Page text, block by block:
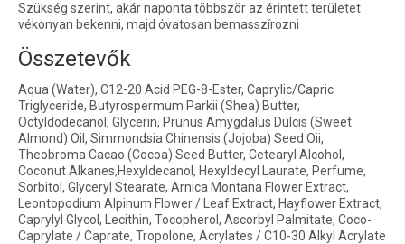
Szükség szerint, akár naponta többször az érintett területet
vékonyan bekenni, majd óvatosan bemasszírozni
Összetevők
Aqua (Water), C12-20 Acid PEG-8-Ester, Caprylic/Capric
Triglyceride, Butyrospermum Parkii (Shea) Butter,
Octyldodecanol, Glycerin, Prunus Amygdalus Dulcis (Sweet
Almond) Oil, Simmondsia Chinensis (Jojoba) Seed Oii,
Theobroma Cacao (Cocoa) Seed Butter, Cetearyl Alcohol,
Coconut Alkanes,Hexyldecanol, Hexyldecyl Laurate, Perfume,
Sorbitol, Glyceryl Stearate, Arnica Montana Flower Extract,
Leontopodium Alpinum Flower / Leaf Extract, Hayflower Extract,
Caprylyl Glycol, Lecithin, Tocopherol, Ascorbyl Palmitate, Coco-
Caprylate / Caprate, Tropolone, Acrylates / C10-30 Alkyl Acrylate